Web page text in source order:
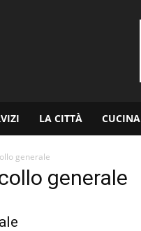
LA CITTÀ CUCINA
generale
generale